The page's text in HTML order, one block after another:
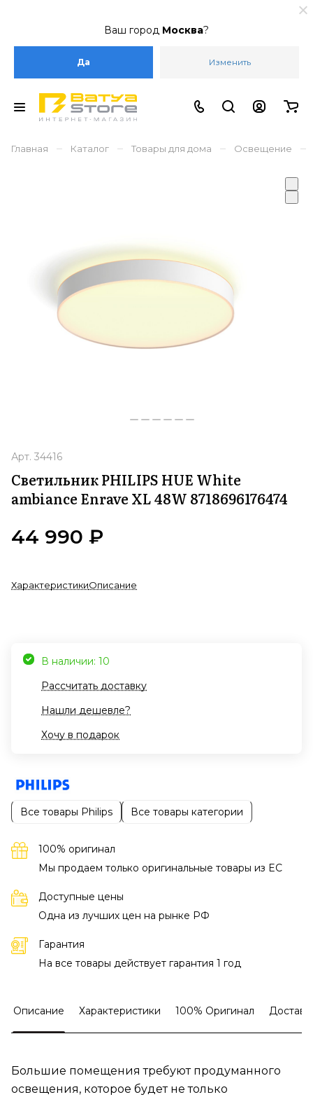
Ваш город Москва?
Да Изменить
Главная – Каталог – Товары для дома – Освещение –
Арт. 34416
Светильник PHILIPS HUE White
ambiance Enrave XL 48W 8718696176474
44 990 ₽
ХарактеристикиОписание
В наличии: 10
Рассчитать доставку
Нашли дешевле?
Хочу в подарок
Все товары Philips Все товары категории
100% оригинал
Мы продаем только оригинальные товары из EC
Доступные цены
Одна из лучших цен на рынке РФ
Гарантия
На все товары действует гарантия 1 год
Описание Характеристики 100% Оригинал
Большие помещения требуют продуманного
освещения, которое будет не только